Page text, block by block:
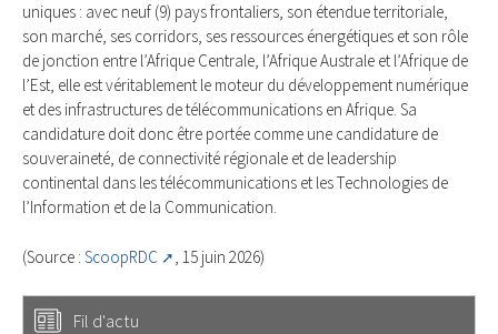
uniques : avec neuf (9) pays frontaliers, son étendue territoriale,
son marché, ses corridors, ses ressources énergétiques et son rôle
de jonction entre l’Afrique Centrale, l’Afrique Australe et l’Afrique de
l’Est, elle est véritablement le moteur du développement numérique
et des infrastructures de télécommunications en Afrique. Sa
candidature doit donc être portée comme une candidature de
souveraineté, de connectivité régionale et de leadership
continental dans les télécommunications et les Technologies de
l’Information et de la Communication.
(Source : ScoopRDC , 15 juin 2026)
Fil d'actu